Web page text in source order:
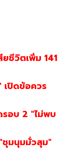
ชีวิตเพิ่ม 141
ปิดข้อควร
อบ 2 "ไม่พบ
ชุมนุมมั่วสุม"